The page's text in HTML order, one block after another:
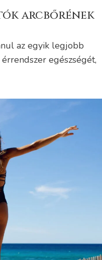
arcbőrének
az egyik legjobb
egészségét,